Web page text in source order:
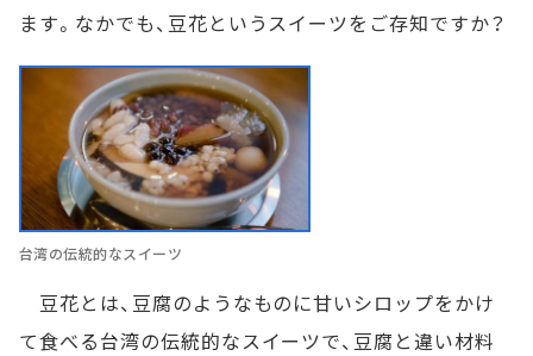
ます。なかでも、豆花というスイーツをご存知ですか？
台湾の伝統的なスイーツ
豆花とは、豆腐のようなものに甘いシロップをかけ
て食べる台湾の伝統的なスイーツで、豆腐と違い材料